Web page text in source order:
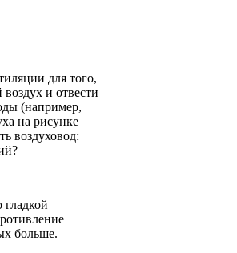
для того,
и отвести
(например,
на рисунке
воздуховод:
гладкой
больше.